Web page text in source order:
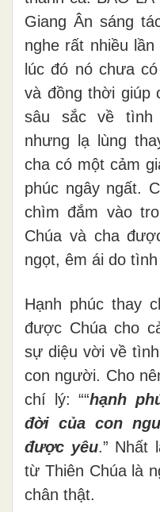
Giang Ân sáng
nghe rất nhiều
lúc đó nó chưa
và đồng thời giúp
sâu sắc về tình
nhưng lạ lùng
cha có một cảm
phúc ngây ngất.
chìm đắm vào
Chúa và cha
ngọt, êm ái do
Hạnh phúc thay
được Chúa cho
sự diệu vời về
con người. Cho
chí lý: ““hạnh
đời của con
được yêu.” Nhất
từ Thiên Chúa là
chân thật.